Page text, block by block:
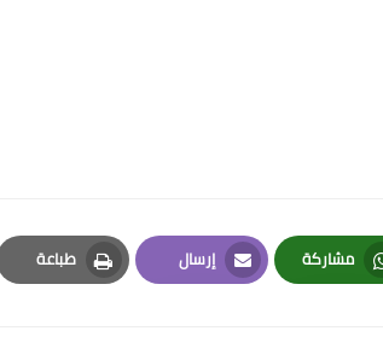
مشاركة
Whatsapp
إرسال
Email
طباعة
Print